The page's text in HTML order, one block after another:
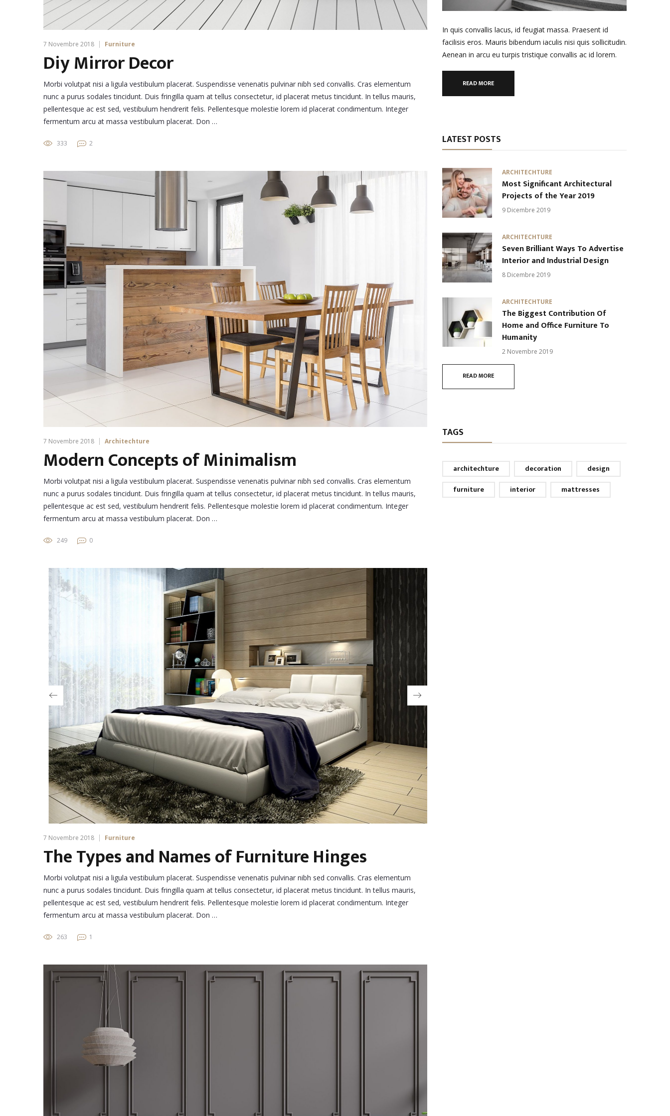
7 Novembre 2018 Furniture
Diy Mirror Decor
Morbi volutpat nisi a ligula vestibulum placerat. Suspendisse venenatis pulvinar nibh sed convallis. Cras elementum
nunc a purus sodales tincidunt. Duis fringilla quam at tellus consectetur, id placerat metus tincidunt. In tellus mauris,
pellentesque ac est sed, vestibulum hendrerit felis. Pellentesque molestie lorem id placerat condimentum. Integer
fermentum arcu at massa vestibulum placerat. Don …
333 2
7 Novembre 2018 Architechture
Modern Concepts of Minimalism
Morbi volutpat nisi a ligula vestibulum placerat. Suspendisse venenatis pulvinar nibh sed convallis. Cras elementum
nunc a purus sodales tincidunt. Duis fringilla quam at tellus consectetur, id placerat metus tincidunt. In tellus mauris,
pellentesque ac est sed, vestibulum hendrerit felis. Pellentesque molestie lorem id placerat condimentum. Integer
fermentum arcu at massa vestibulum placerat. Don …
249 0
7 Novembre 2018 Furniture
The Types and Names of Furniture Hinges
Morbi volutpat nisi a ligula vestibulum placerat. Suspendisse venenatis pulvinar nibh sed convallis. Cras elementum
nunc a purus sodales tincidunt. Duis fringilla quam at tellus consectetur, id placerat metus tincidunt. In tellus mauris,
pellentesque ac est sed, vestibulum hendrerit felis. Pellentesque molestie lorem id placerat condimentum. Integer
fermentum arcu at massa vestibulum placerat. Don …
263 1
In quis convallis lacus, id feugiat massa. Praesent id
facilisis eros. Mauris bibendum iaculis nisi quis sollicitudin.
Aenean in arcu eu turpis tristique convallis ac id lorem.
READ MORE
LATEST POSTS
ARCHITECHTURE
Most Significant Architectural
Projects of the Year 2019
9 Dicembre 2019
ARCHITECHTURE
Seven Brilliant Ways To Advertise
Interior and Industrial Design
8 Dicembre 2019
ARCHITECHTURE
The Biggest Contribution Of
Home and Office Furniture To
Humanity
2 Novembre 2019
READ MORE
TAGS
architechture decoration
design
furniture
interior mattresses